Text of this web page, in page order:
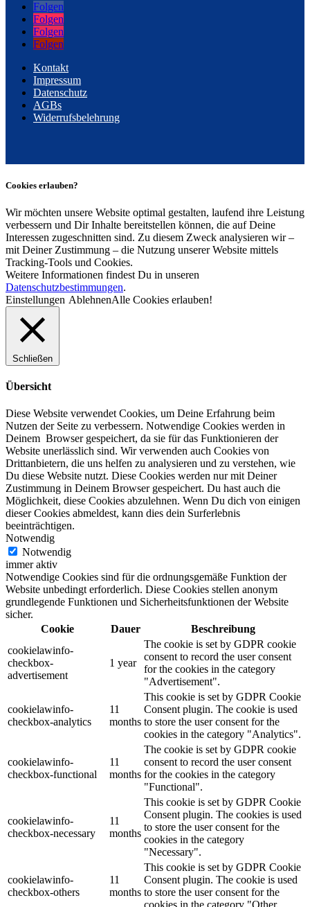
Folgen
Folgen
Folgen
Folgen
Kontakt
Impressum
Datenschutz
AGBs
Widerrufsbelehrung
Cookies erlauben?
Wir möchten unsere Website optimal gestalten, laufend ihre Leistung
verbessern und Dir Inhalte bereitstellen können, die auf Deine
Interessen zugeschnitten sind. Zu diesem Zweck analysieren wir –
mit Deiner Zustimmung – die Nutzung unserer Website mittels
Tracking-Tools und Cookies.
Weitere Informationen findest Du in unseren
Datenschutzbestimmungen.
Einstellungen AblehnenAlle Cookies erlauben!
Schließen
Übersicht
Diese Website verwendet Cookies, um Deine Erfahrung beim
Nutzen der Seite zu verbessern. Notwendige Cookies werden in
Deinem Browser gespeichert, da sie für das Funktionieren der
Website unerlässlich sind. Wir verwenden auch Cookies von
Drittanbietern, die uns helfen zu analysieren und zu verstehen, wie
Du diese Website nutzt. Diese Cookies werden nur mit Deiner
Zustimmung in Deinem Browser gespeichert. Du hast auch die
Möglichkeit, diese Cookies abzulehnen. Wenn Du dich von einigen
dieser Cookies abmeldest, kann dies dein Surferlebnis
beeinträchtigen.
Notwendig
Notwendig
immer aktiv
Notwendige Cookies sind für die ordnungsgemäße Funktion der
Website unbedingt erforderlich. Diese Cookies stellen anonym
grundlegende Funktionen und Sicherheitsfunktionen der Website
sicher.
Cookie
Dauer
Beschreibung
cookielawinfo-
checkbox-
advertisement
1 year
The cookie is set by GDPR cookie
consent to record the user consent
for the cookies in the category
"Advertisement".
cookielawinfo-
checkbox-analytics
11
months
This cookie is set by GDPR Cookie
Consent plugin. The cookie is used
to store the user consent for the
cookies in the category "Analytics".
cookielawinfo-
checkbox-functional
11
months
The cookie is set by GDPR cookie
consent to record the user consent
for the cookies in the category
"Functional".
cookielawinfo-
checkbox-necessary
11
months
This cookie is set by GDPR Cookie
Consent plugin. The cookies is used
to store the user consent for the
cookies in the category
"Necessary".
cookielawinfo-
checkbox-others
11
months
This cookie is set by GDPR Cookie
Consent plugin. The cookie is used
to store the user consent for the